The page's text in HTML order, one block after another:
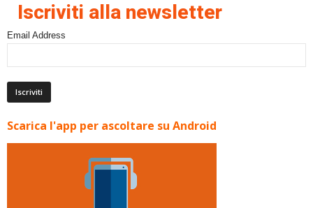
Iscriviti alla newsletter
Email Address
Scarica l'app per ascoltare su Android